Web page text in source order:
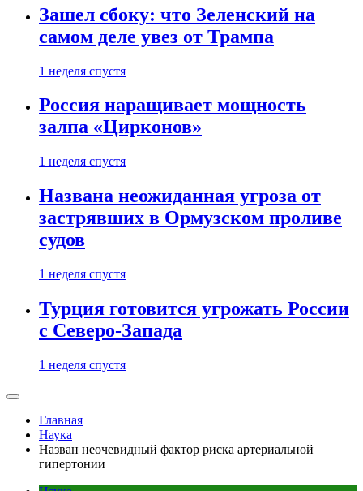
Зашел сбоку: что Зеленский на
самом деле увез от Трампа
1 неделя спустя
Россия наращивает мощность
залпа «Цирконов»
1 неделя спустя
Названа неожиданная угроза от
застрявших в Ормузском проливе
судов
1 неделя спустя
Турция готовится угрожать России
с Северо-Запада
1 неделя спустя
Главная
Наука
Назван неочевидный фактор риска артериальной
гипертонии